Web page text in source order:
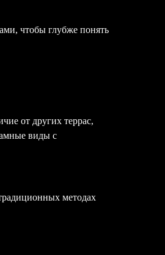
чтобы глубже понять
от других террас,
виды с
методах